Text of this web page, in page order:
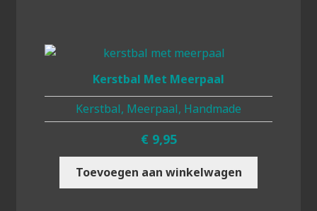
Kerstbal Met Meerpaal
Kerstbal, Meerpaal, Handmade
€ 9,95
Toevoegen aan winkelwagen